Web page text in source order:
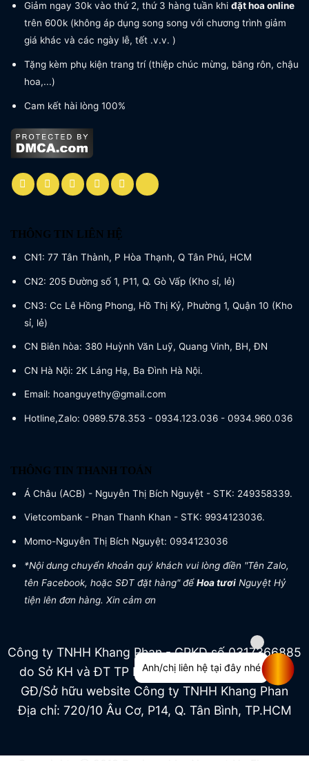
Giảm ngay 30k vào thứ 2, thứ 3 hàng tuần khi đặt hoa online
trên 600k (không áp dụng song song với chương trình giảm
giá khác và các ngày lễ, tết .v.v. )
Tặng kèm phụ kiện trang trí (thiệp chúc mừng, băng rôn, chậu
hoa,...)
Cam kết hài lòng 100%
THÔNG TIN LIÊN HỆ
CN1: 77 Tân Thành, P Hòa Thạnh, Q Tân Phú, HCM
CN2: 205 Đường số 1, P11, Q. Gò Vấp (Kho sỉ, lẻ)
CN3: Cc Lê Hồng Phong, Hồ Thị Kỷ, Phường 1, Quận 10 (Kho
sỉ, lẻ)
CN Biên hòa: 380 Huỳnh Văn Luỹ, Quang Vinh, BH, ĐN
CN Hà Nội: 2K Láng Hạ, Ba Đình Hà Nội.
Email: hoanguyethy@gmail.com
Hotline,Zalo: 0989.578.353 - 0934.123.036 - 0934.960.036
THÔNG TIN THANH TOÁN
Á Châu (ACB) - Nguyễn Thị Bích Nguyệt - STK: 249358339.
Vietcombank - Phan Thanh Khan - STK: 9934123036.
Momo-Nguyễn Thị Bích Nguyệt: 0934123036
*Nội dung chuyển khoản quý khách vui lòng điền "Tên Zalo,
tên Facebook, hoặc SĐT đặt hàng" đểHoa tươi Nguyệt Hỷ
tiện lên đơn hàng. Xin cảm ơn
Công ty TNHH Khang Phan - GPKD số 0317366885
do Sở KH và ĐT TP HCM cấp ngày 04/07/2022
GĐ/Sở hữu website Công ty TNHH Khang Phan
Địa chỉ: 720/10 Âu Cơ, P14, Q. Tân Bình, TP.HCM
Anh/chị liên hệ tại đây nhé